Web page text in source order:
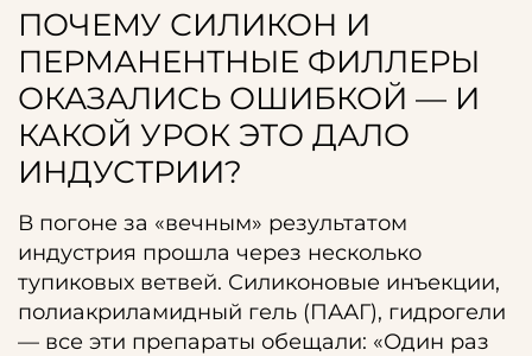
ПОЧЕМУ СИЛИКОН И
ПЕРМАНЕНТНЫЕ ФИЛЛЕРЫ
ОКАЗАЛИСЬ ОШИБКОЙ — И
КАКОЙ УРОК ЭТО ДАЛО
ИНДУСТРИИ?
В погоне за «вечным» результатом
индустрия прошла через несколько
тупиковых ветвей. Силиконовые инъекции,
полиакриламидный гель (ПААГ), гидрогели
— все эти препараты обещали: «Один раз